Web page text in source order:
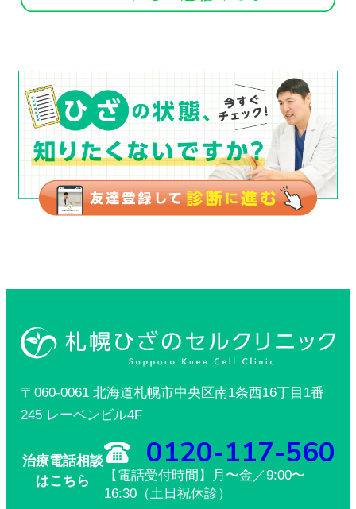
〒060-0061 北海道札幌市中央区南1条西16丁目1番
245 レーベンビル4F
治療電話相談
はこちら
0120-117-560
【電話受付時間】月〜金／9:00〜
16:30（土日祝休診）